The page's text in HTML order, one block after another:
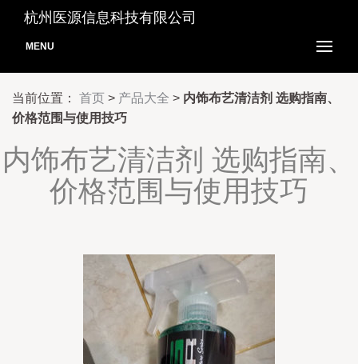
杭州医源信息科技有限公司
MENU
当前位置： 首页 > 产品大全 > 内饰布艺清洁剂 选购指南、
价格范围与使用技巧
内饰布艺清洁剂 选购指南、
价格范围与使用技巧